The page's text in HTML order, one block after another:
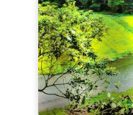
仍不曾改變。